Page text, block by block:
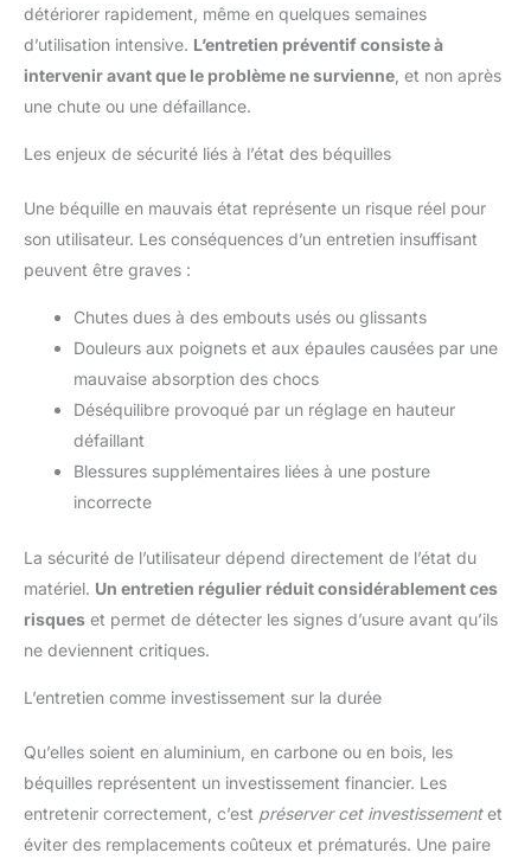
détériorer rapidement, même en quelques semaines
d’utilisation intensive. L’entretien préventif consiste à
intervenir avant que le problème ne survienne , et non après
une chute ou une défaillance.
Les enjeux de sécurité liés à l’état des béquilles
Une béquille en mauvais état représente un risque réel pour
son utilisateur. Les conséquences d’un entretien insuffisant
peuvent être graves :
Chutes dues à des embouts usés ou glissants
Douleurs aux poignets et aux épaules causées par une
mauvaise absorption des chocs
Déséquilibre provoqué par un réglage en hauteur
défaillant
Blessures supplémentaires liées à une posture
incorrecte
La sécurité de l’utilisateur dépend directement de l’état du
matériel. Un entretien régulier réduit considérablement ces
risques et permet de détecter les signes d’usure avant qu’ils
ne deviennent critiques.
L’entretien comme investissement sur la durée
Qu’elles soient en aluminium, en carbone ou en bois, les
béquilles représentent un investissement financier. Les
entretenir correctement, c’est préserver cet investissementet
éviter des remplacements coûteux et prématurés. Une paire